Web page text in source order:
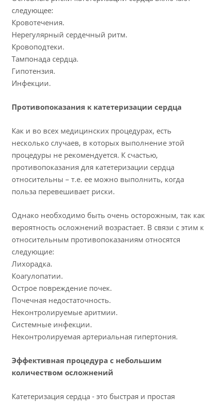
следующее:
Кровотечения.
Нерегулярный сердечный ритм.
Кровоподтеки.
Тампонада сердца.
Гипотензия.
Инфекции.
Противопоказания к катетеризации сердца
Как и во всех медицинских процедурах, есть
несколько случаев, в которых выполнение этой
процедуры не рекомендуется. К счастью,
противопоказания для катетеризации сердца
относительны – т.е. ее можно выполнить, когда
польза перевешивает риски.
Однако необходимо быть очень осторожным, так как
вероятность осложнений возрастает. В связи с этим к
относительным противопоказаниям относятся
следующие:
Лихорадка.
Коагулопатии.
Острое повреждение почек.
Почечная недостаточность.
Неконтролируемые аритмии.
Системные инфекции.
Неконтролируемая артериальная гипертония.
Эффективная процедура с небольшим
количеством осложнений
Катетеризация сердца - это быстрая и простая